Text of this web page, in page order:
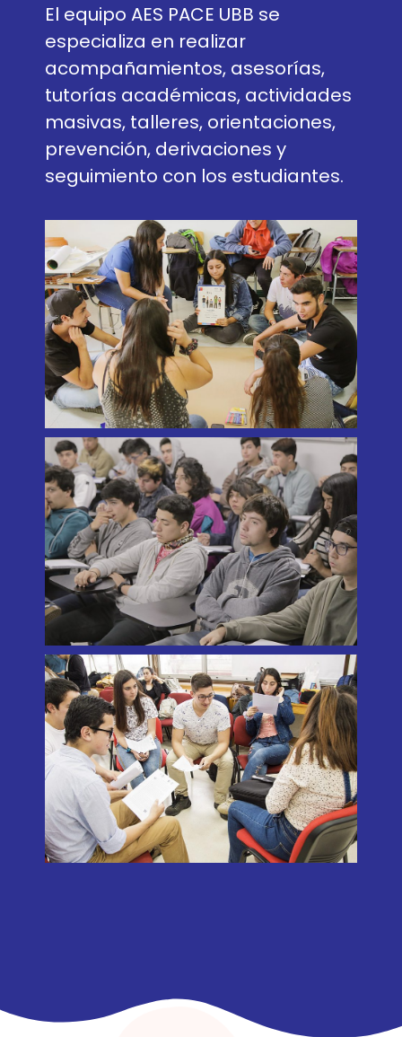
El equipo AES PACE UBB se
especializa en realizar
acompañamientos, asesorías,
tutorías académicas, actividades
masivas, talleres, orientaciones,
prevención, derivaciones y
seguimiento con los estudiantes.